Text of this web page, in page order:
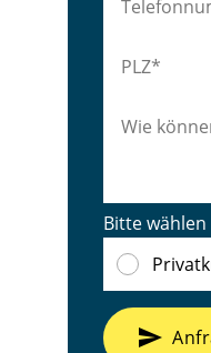
Bitte wählen
send